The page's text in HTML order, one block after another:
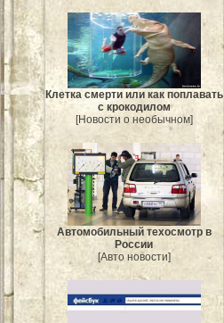
Клетка смерти или как поплавать
с крокодилом
[Новости о необычном]
Автомобильный техосмотр в
России
[Авто новости]